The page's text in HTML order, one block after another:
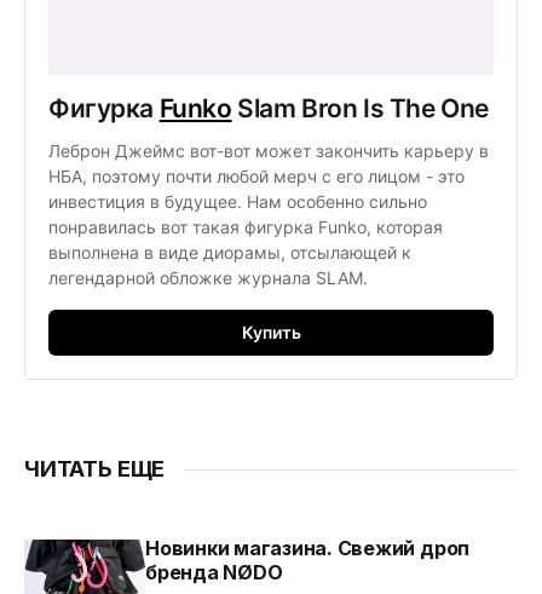
Фигурка Funko Slam Bron Is The One
Леброн Джеймс вот-вот может закончить карьеру в
НБА, поэтому почти любой мерч с его лицом - это
инвестиция в будущее. Нам особенно сильно
понравилась вот такая фигурка Funko, которая
выполнена в виде диорамы, отсылающей к
легендарной обложке журнала SLAM.
Купить
ЧИТАТЬ ЕЩЕ
Новинки магазина. Свежий дроп
бренда NØDO